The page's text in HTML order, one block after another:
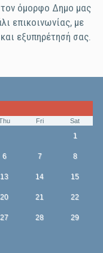
όμορφο Δημο μας
επικοινωνίας, με
εξυπηρέτησή σας.
Fri Sat
1
6 7 8
13 14 15
20 21 22
27 28 29